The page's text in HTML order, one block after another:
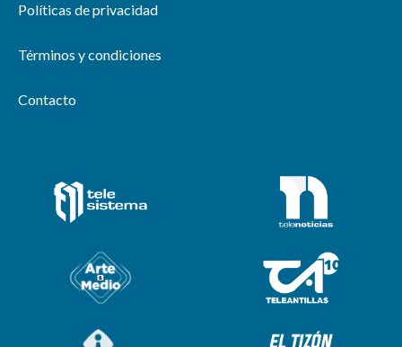
Políticas de privacidad
Términos y condiciones
Contacto